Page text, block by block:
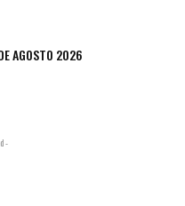
AGOSTO 2026
-